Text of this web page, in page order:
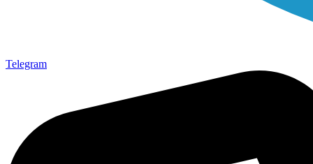
Telegram